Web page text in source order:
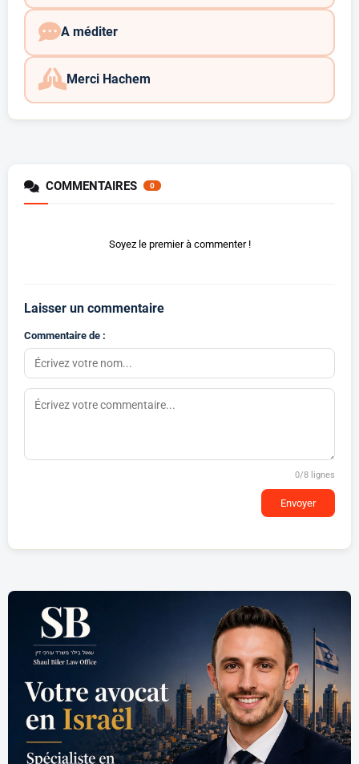
A méditer
Merci Hachem
COMMENTAIRES 0
Soyez le premier à commenter !
Laisser un commentaire
Commentaire de :
0/8 lignes
Envoyer